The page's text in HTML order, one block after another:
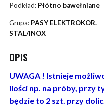
Podkład: Płótno bawełniane
Grupa: PASY ELEKTROKOR.
STAL/INOX
OPIS
UWAGA ! Istnieje
ilości np. na próby, przy
będzie to 2 szt. przy